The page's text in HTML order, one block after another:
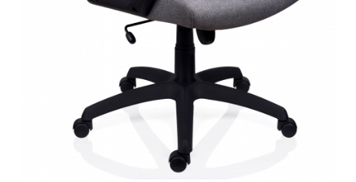
CAIETE & BLOCK NOTES-URI
ACCESORII PENTRU BIROU
CAPSATOARE & DECAPSATOARE
CAPSE & SUPORTURI
TAVITE & SUPORT PENTRU
DOCUMENTE
SUPORT ACCESORII PENTRU SCRIS
BANDA ADEZIVA & DISPENCERE